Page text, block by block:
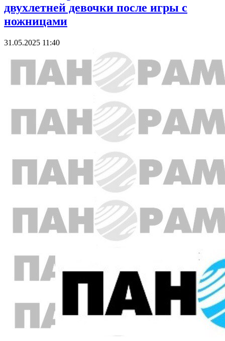
двухлетней девочки после игры с
ножницами
31.05.2025 11:40